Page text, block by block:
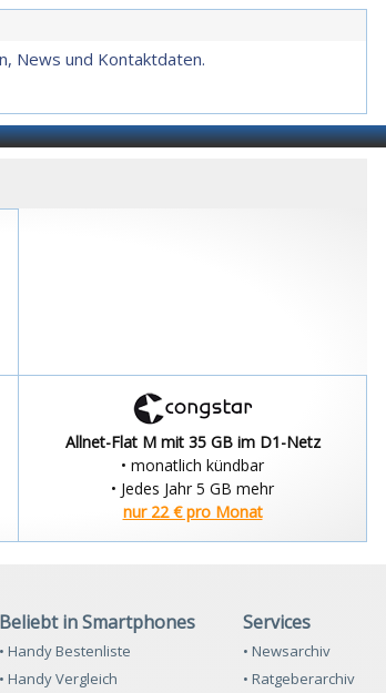
News und Kontaktdaten.
Allnet-Flat M mit 35 GB im D1-Netz
• monatlich kündbar
• Jedes Jahr 5 GB mehr
nur 22 € pro Monat
Beliebt in Smartphones
• Handy Bestenliste
• Handy Vergleich
Services
• Newsarchiv
• Ratgeberarchiv